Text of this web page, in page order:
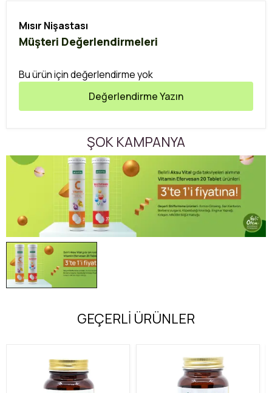
Mısır Nişastası
Müşteri Değerlendirmeleri
Bu ürün için değerlendirme yok
Değerlendirme Yazın
ŞOK KAMPANYA
GEÇERLİ ÜRÜNLER